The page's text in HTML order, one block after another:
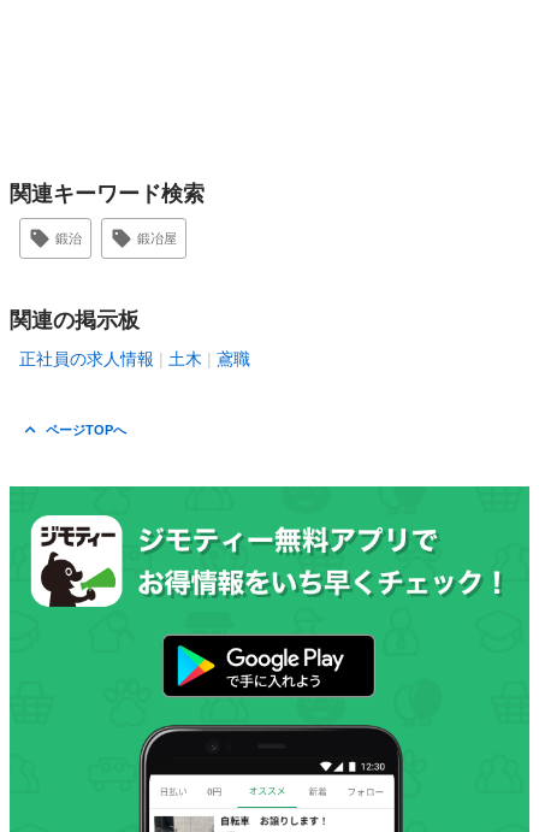
関連キーワード検索
鍛治 鍛冶屋
関連の掲示板
正社員の求人情報 土木 鳶職
ページTOPへ